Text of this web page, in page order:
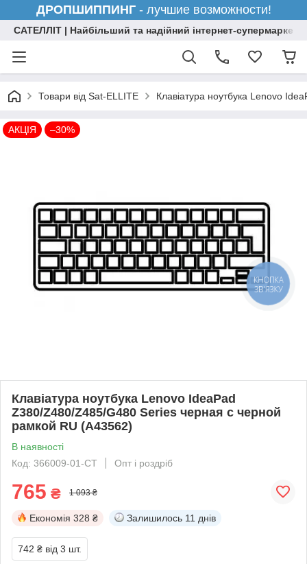
ДРОПШИППИНГ- лучшие возможности!
САТЕЛЛІТ | Найбільший та надійний інтернет-супермаркет
Товари від Sat-ELLITE Клавіатура ноутбука Lenovo
АКЦІЯ –30%
Клавіатура ноутбука Lenovo IdeaPad
Z380/Z480/Z485/G480 Series черная с черной
рамкой RU (A43562)
В наявності
Код: 366009-01-СТ
Опт і роздріб
765 ₴ 1 093 ₴
Економія 328 ₴ Залишилось 11 днів
742 ₴ від 3 шт.
КНОПКА
ЗВ'ЯЗКУ